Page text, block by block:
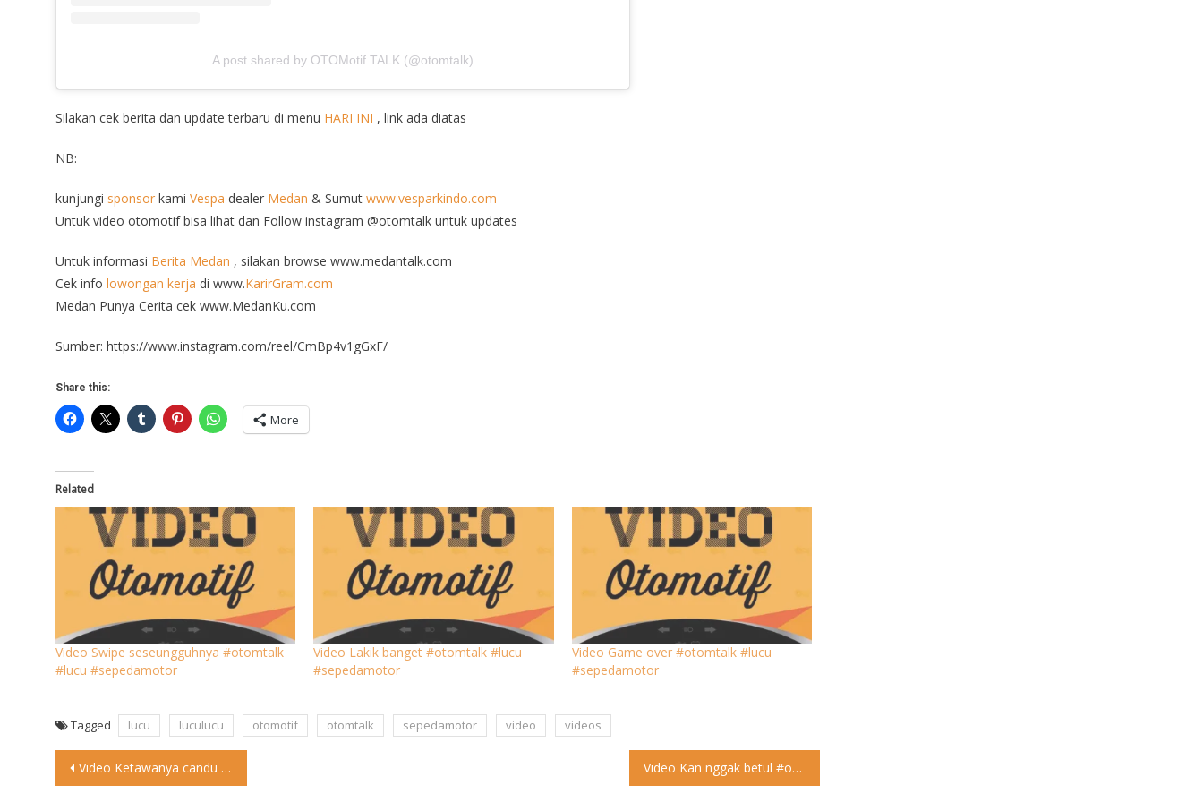
A post shared by OTOMotif TALK (@otomtalk)
Silakan cek berita dan update terbaru di menu HARI INI , link ada diatas
NB:
kunjungi sponsor kami Vespa dealer Medan & Sumut www.vesparkindo.com
Untuk video otomotif bisa lihat dan Follow instagram @otomtalk untuk updates
Untuk informasi Berita Medan , silakan browse www.medantalk.com
Cek info lowongan kerja di www.KarirGram.com
Medan Punya Cerita cek www.MedanKu.com
Sumber: https://www.instagram.com/reel/CmBp4v1gGxF/
Share this:
More
Related
Video Swipe seseungguhnya #otomtalk
#lucu #sepedamotor
Video Lakik banget #otomtalk #lucu
#sepedamotor
Video Game over #otomtalk #lucu
#sepedamotor
Tagged lucu luculucu otomotif otomtalk sepedamotor video videos
Post
Video Ketawanya candu kali #otontalk #lucu #sepedamotor Video Kan nggak betul #otomtalk #lucu #sepedamotor